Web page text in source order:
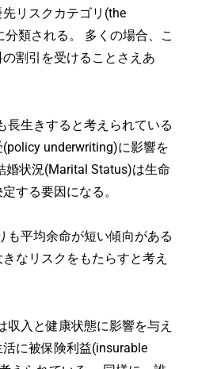
リスクカテゴリ(the
類される。 多くの場合、こ
割引を受けることさえあ
長生きすると考えられている
underwriting)に影響を
婚状況(Marital Status)は生命
する要因になる。
も平均余命が短い傾向がある
なリスクをもたらすと考え
収入と健康状態に影響を与え
に被保険利益(insurable